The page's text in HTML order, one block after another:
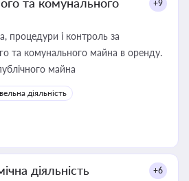
+9
процедури і контроль за
та комунального майна в оренду.
майна
діяльність
діяльність +6